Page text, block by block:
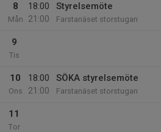
8
Mån
18:00
21:00
Styrelsemöte
Farstanäset storstugan
9
Tis
10
Ons
18:00
21:00
SÖKA styrelsemöte
Farstanäset storstugan
11
Tor